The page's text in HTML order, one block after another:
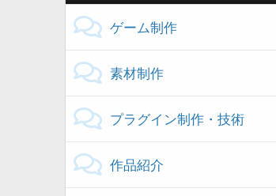
ゲーム制作
素材制作
プラグイン制作・技術
作品紹介